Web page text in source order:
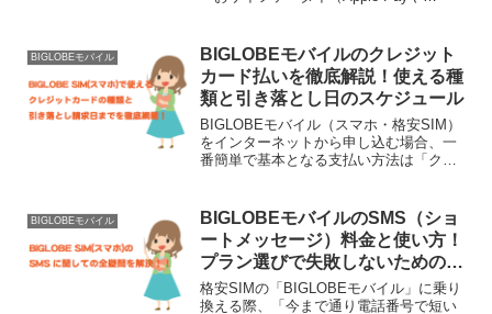
なりますよね。大手携帯会社（ドコモ・
au・ソフトバ...
BIGLOBEモバイル
BIGLOBEモバイルのクレジット
カード払いを徹底解説！使える種
類と引き落とし日のスケジュール
BIGLOBEモバイル（スマホ・格安SIM）
をインターネットから申し込む場合、一
番簡単で基本となる支払い方法は「クレ
ットカードでの登録はできません。）
「自分の持ってい...
BIGLOBEモバイル
BIGLOBEモバイルのSMS（ショ
ートメッセージ）料金と使い方！
プラン選びで失敗しないためのポ
イント
格安SIMの「BIGLOBEモバイル」に乗り
換える際、「今まで通り電話番号で短い